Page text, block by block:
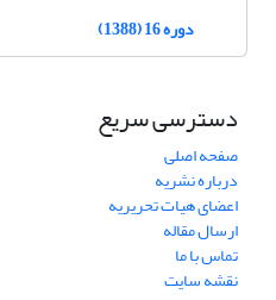
دوره 16 (1388)
دسترسی سریع
صفحه اصلی
درباره نشریه
اعضای هیات تحریریه
ارسال مقاله
تماس با ما
نقشه سایت